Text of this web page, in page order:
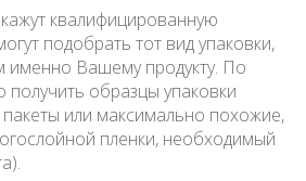
квалифицированную
подобрать тот вид упаковки,
именно Вашему продукту. По
образцы упаковки
или максимально похожие,
пленки, необходимый